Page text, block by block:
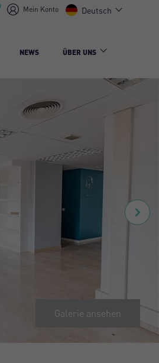
Mein Konto Deutsch
NEWS ÜBER UNS
Galerie ansehen